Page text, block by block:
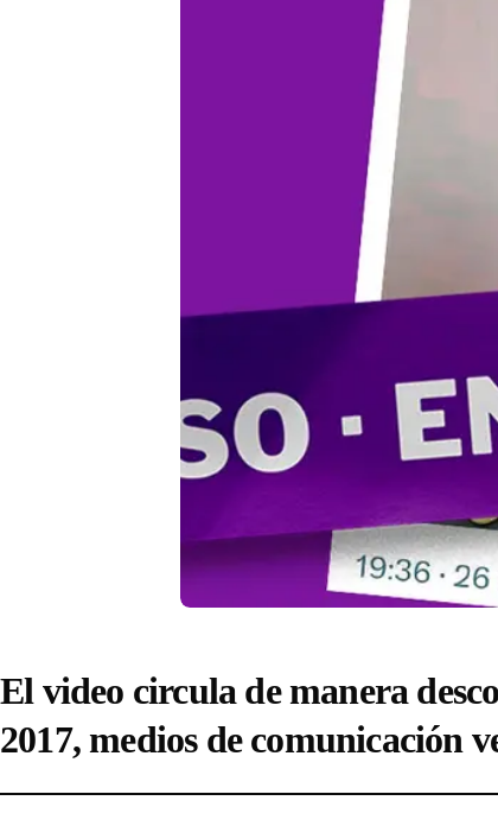
El video circula de manera
2017, medios de comunicación